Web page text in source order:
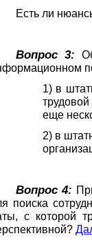
Есть ли
Вопрос 3:
1) в
еще
2) в
Вопрос 4:
поиска
с которой